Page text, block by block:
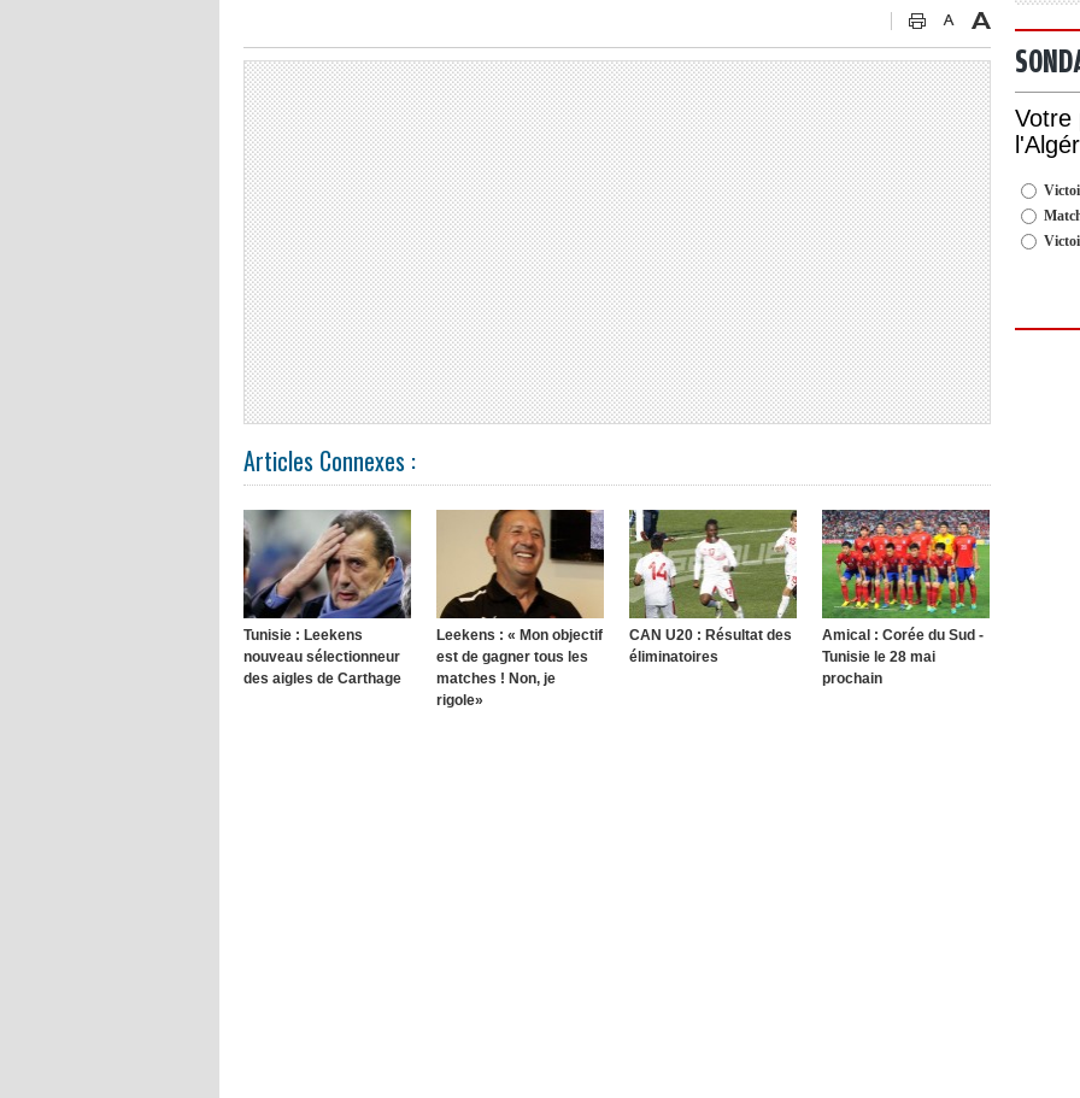
Articles Connexes :
Tunisie : Leekens
nouveau sélectionneur
des aigles de Carthage
Leekens : « Mon objectif
est de gagner tous les
matches ! Non, je
rigole»
CAN U20 : Résultat des
éliminatoires
Amical : Corée du Sud -
Tunisie le 28 mai
prochain
Votre